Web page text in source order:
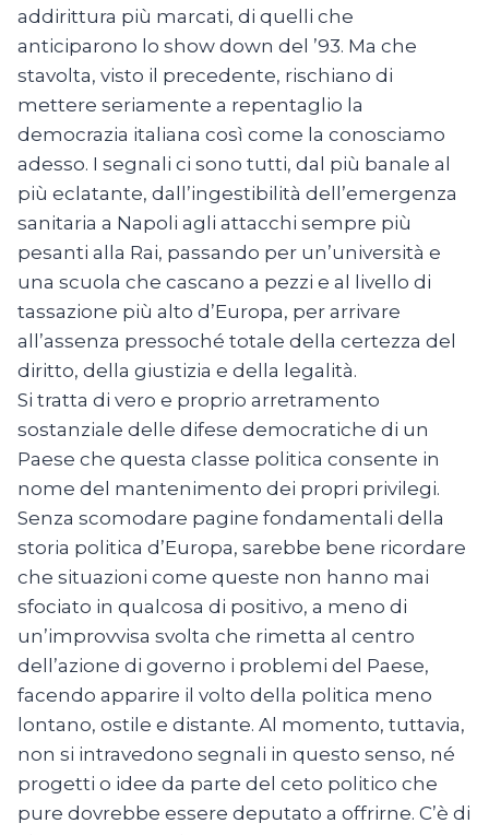
addirittura più marcati, di quelli che
anticiparono lo show down del ’93. Ma che
stavolta, visto il precedente, rischiano di
mettere seriamente a repentaglio la
democrazia italiana così come la conosciamo
adesso. I segnali ci sono tutti, dal più banale al
più eclatante, dall’ingestibilità dell’emergenza
sanitaria a Napoli agli attacchi sempre più
pesanti alla Rai, passando per un’università e
una scuola che cascano a pezzi e al livello di
tassazione più alto d’Europa, per arrivare
all’assenza pressoché totale della certezza del
diritto, della giustizia e della legalità.
Si tratta di vero e proprio arretramento
sostanziale delle difese democratiche di un
Paese che questa classe politica consente in
nome del mantenimento dei propri privilegi.
Senza scomodare pagine fondamentali della
storia politica d’Europa, sarebbe bene ricordare
che situazioni come queste non hanno mai
sfociato in qualcosa di positivo, a meno di
un’improvvisa svolta che rimetta al centro
dell’azione di governo i problemi del Paese,
facendo apparire il volto della politica meno
lontano, ostile e distante. Al momento, tuttavia,
non si intravedono segnali in questo senso, né
progetti o idee da parte del ceto politico che
pure dovrebbe essere deputato a offrirne. C’è di